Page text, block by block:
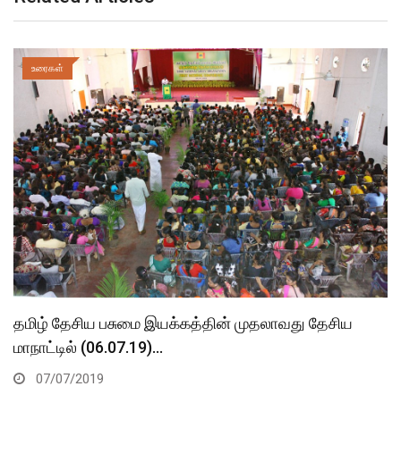
உரைகள்
தமிழ் தேசிய பசுமை இயக்கத்தின் முதலாவது தேசிய
மாநாட்டில் (06.07.19)…
07/07/2019